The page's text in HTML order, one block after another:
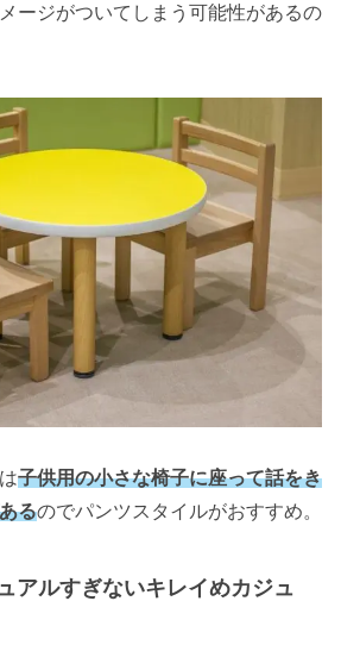
ージがついてしまう可能性があるの
子供用の小さな椅子に座って話をき
るのでパンツスタイルがおすすめ。
アルすぎないキレイめカジュ